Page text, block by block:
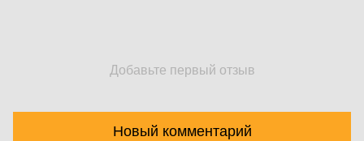
Добавьте первый отзыв
Новый комментарий